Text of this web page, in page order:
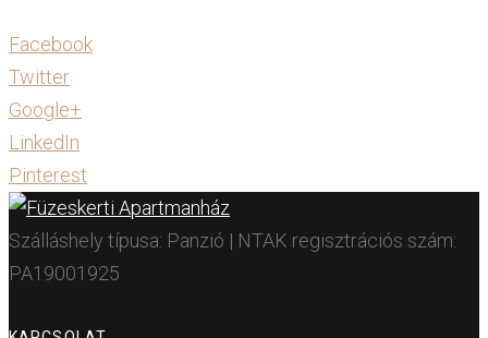
Facebook
Twitter
Google+
LinkedIn
Pinterest
Szálláshely típusa: Panzió | NTAK regisztrációs szám:
PA19001925